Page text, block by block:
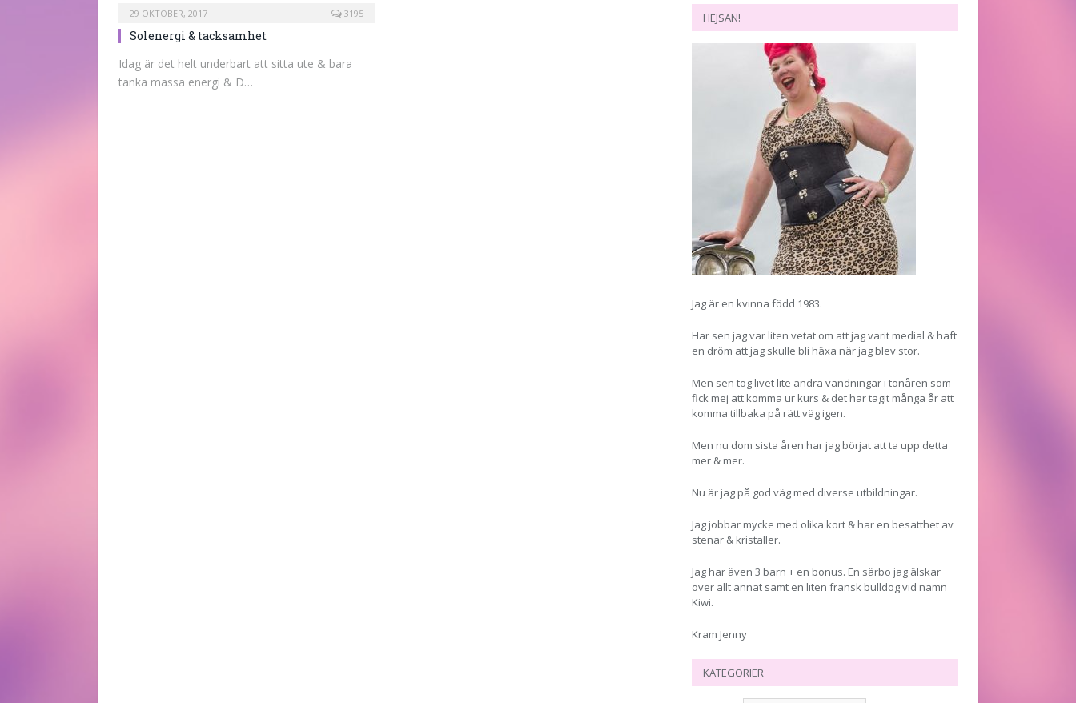
29 OKTOBER, 2017 3195
Solenergi & tacksamhet
Idag är det helt underbart att sitta ute & bara
tanka massa energi & D…
HEJSAN!
Jag är en kvinna född 1983.
Har sen jag var liten vetat om att jag varit medial & haft
en dröm att jag skulle bli häxa när jag blev stor.
Men sen tog livet lite andra vändningar i tonåren som
fick mej att komma ur kurs & det har tagit många år att
komma tillbaka på rätt väg igen.
Men nu dom sista åren har jag börjat att ta upp detta
mer & mer.
Nu är jag på god väg med diverse utbildningar.
Jag jobbar mycke med olika kort & har en besatthet av
stenar & kristaller.
Jag har även 3 barn + en bonus. En särbo jag älskar
över allt annat samt en liten fransk bulldog vid namn
Kiwi.
Kram Jenny
KATEGORIER